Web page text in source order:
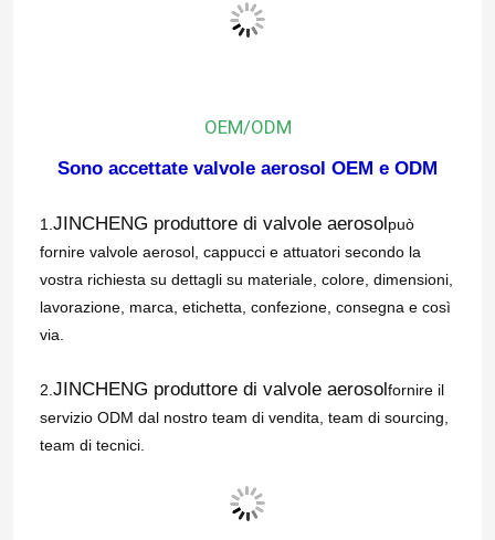
Contatto Stati Uniti
Notizie
Casi
Valvola a gas del butano
OEM/ODM
Sono accettate valvole aerosol OEM e ODM
1. JINCHENG produttore di valvole aerosolpuò
fornire valvole aerosol, cappucci e attuatori secondo la
vostra richiesta su dettagli su materiale, colore, dimensioni,
lavorazione, marca, etichetta, confezione, consegna e così
via.
2. JINCHENG produttore di valvole aerosolfornire il
servizio ODM dal nostro team di vendita, team di sourcing,
team di tecnici.